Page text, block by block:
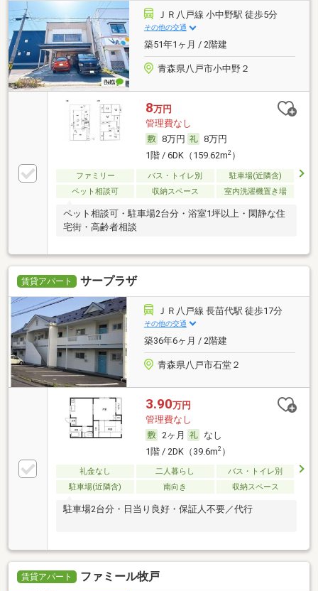
ＪＲ八戸線 小中野駅 徒歩5分
その他の交通
築51年1ヶ月 / 2階建
青森県八戸市小中野２
8万円
管理費なし
8万円
8万円
1階 / 6DK（159.62m2）
ファミリー バス・トイレ別
駐車場(近隣含)
ペット相談可
収納スペース 室内洗濯機置き場
ペット相談可・駐車場2台分・浴室1坪以上・閑静な住
宅街・高齢者相談
賃貸アパート サープラザ
ＪＲ八戸線 長苗代駅 徒歩17分
その他の交通
築36年6ヶ月 / 2階建
青森県八戸市石堂２
3.90万円
管理費なし
2ヶ月
なし
1階 / 2DK（39.6m2）
礼金なし 二人暮らし
バス・トイレ別
駐車場(近隣含)
南向き 収納スペース
駐車場2台分・日当り良好・保証人不要／代行
賃貸アパート ファミール牧戸